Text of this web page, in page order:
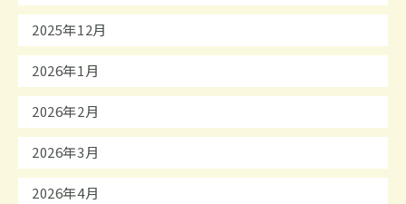
2025年12月
2026年1月
2026年2月
2026年3月
2026年4月